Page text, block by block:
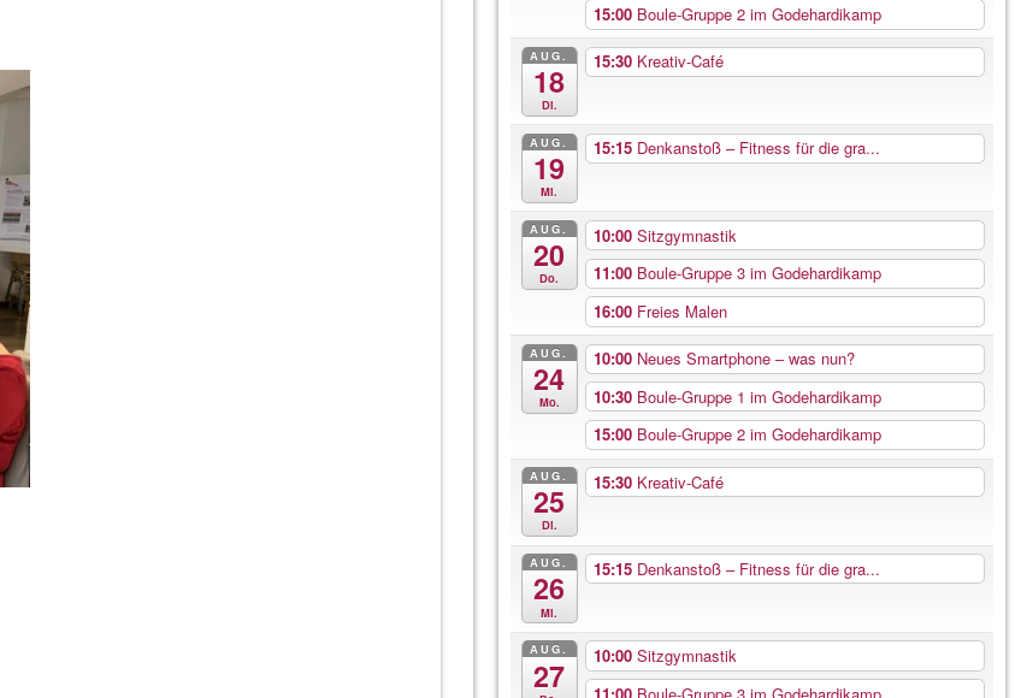
15:00 Boule-Gruppe 2 im Godehardikamp
AUG.
18
Di.
15:30 Kreativ-Café
AUG.
19
Mi.
15:15 Denkanstoß – Fitness für die gra...
AUG.
20
Do.
10:00 Sitzgymnastik
11:00 Boule-Gruppe 3 im Godehardikamp
16:00 Freies Malen
AUG.
24
Mo.
10:00 Neues Smartphone – was nun?
10:30 Boule-Gruppe 1 im Godehardikamp
15:00 Boule-Gruppe 2 im Godehardikamp
AUG.
25
Di.
15:30 Kreativ-Café
AUG.
26
Mi.
15:15 Denkanstoß – Fitness für die gra...
AUG.
27
10:00 Sitzgymnastik